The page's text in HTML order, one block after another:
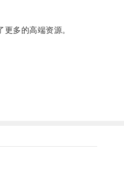
多的高端资源。